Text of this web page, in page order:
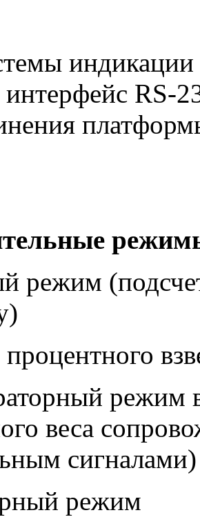
RS-
режим
режим
веса
сигналами)
режим